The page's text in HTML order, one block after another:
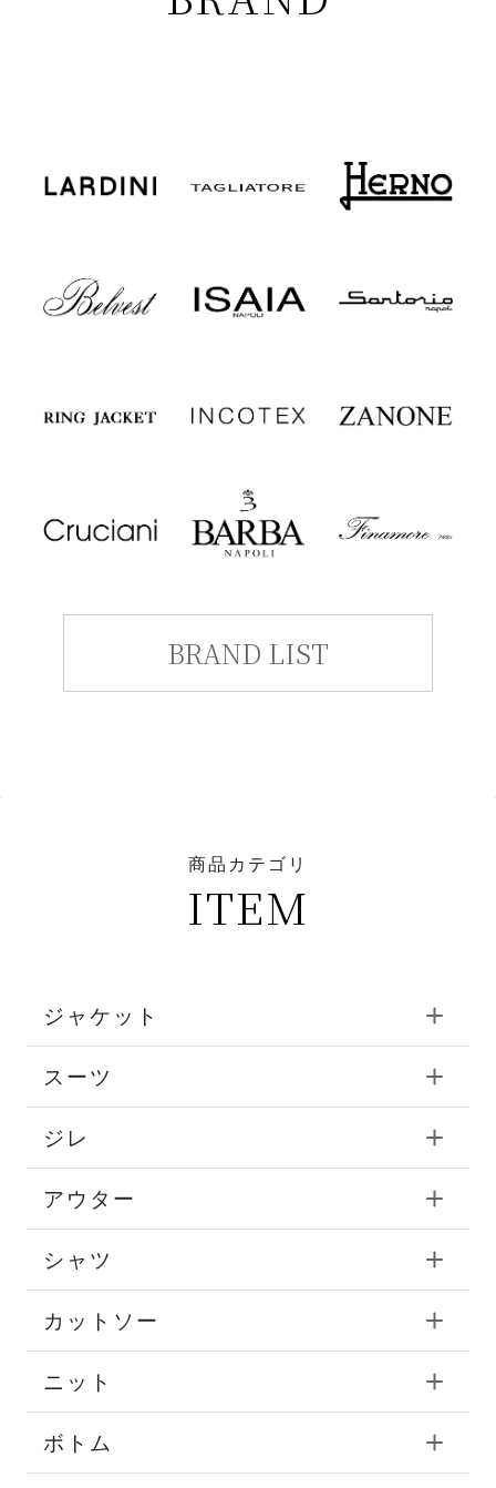
BRAND LIST
商品カテゴリ
ITEM
ジャケット
スーツ
ジレ
アウター
シャツ
カットソー
ニット
ボトム